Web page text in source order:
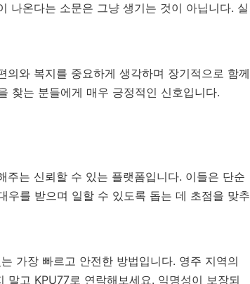
나온다는 소문은 그냥 생기는 것이 아닙니다. 실
의와 복지를 중요하게 생각하며 장기적으로 함께
찾는 분들에게 매우 긍정적인 신호입니다.
는 신뢰할 수 있는 플랫폼입니다. 이들은 단순
우를 받으며 일할 수 있도록 돕는 데 초점을 맞추
가장 빠르고 안전한 방법입니다. 영주 지역의
고 KPU77로 연락해보세요. 익명성이 보장되